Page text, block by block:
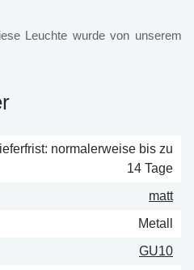
Leuchte wurde von unserem
normalerweise bis zu
14 Tage
matt
Metall
GU10